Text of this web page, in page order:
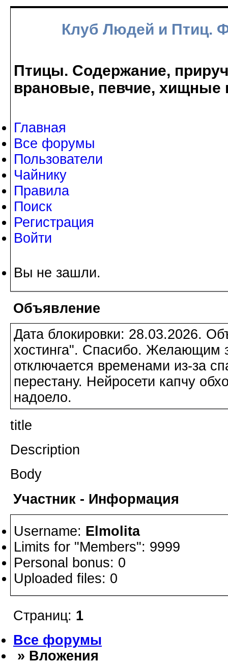
Клуб Людей и Птиц.
Птицы. Содержание,
врановые, певчие, хищные
Главная
Все форумы
Пользователи
Чайнику
Правила
Поиск
Регистрация
Войти
Вы не зашли.
Объявление
Дата блокировки: 28.03.2026.
хостинга". Спасибо. Желающим
отключается временами из-за
перестану. Нейросети капчу
надоело.
title
Description
Body
Участник - Информация
Username: Elmolita
Limits for "Members": 9999
Personal bonus: 0
Uploaded files: 0
Страниц: 1
Все форумы
» Вложения